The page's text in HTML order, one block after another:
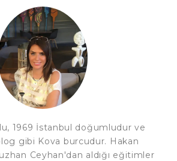
1969 İstanbul doğumludur ve
gibi Kova burcudur. Hakan
Ceyhan'dan aldığı eğitimler